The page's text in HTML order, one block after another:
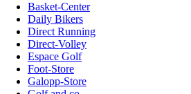
Basket-Center
Daily Bikers
Direct Running
Direct-Volley
Espace Golf
Foot-Store
Galopp-Store